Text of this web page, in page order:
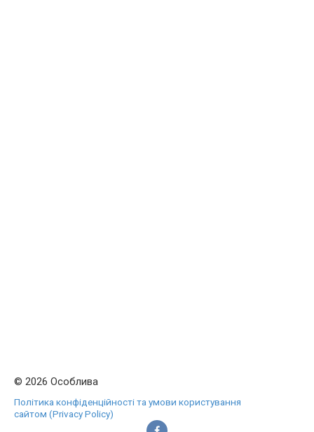
© 2026 Особлива
Політика конфіденційності та умови користування
сайтом (Privacy Policy)